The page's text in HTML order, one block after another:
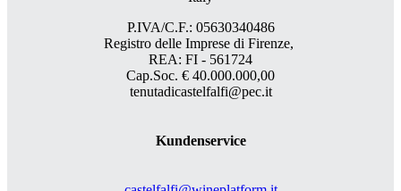
P.IVA/C.F.: 05630340486
Registro delle Imprese di Firenze,
REA: FI - 561724
Cap.Soc. € 40.000.000,00
tenutadicastelfalfi@pec.it
Kundenservice